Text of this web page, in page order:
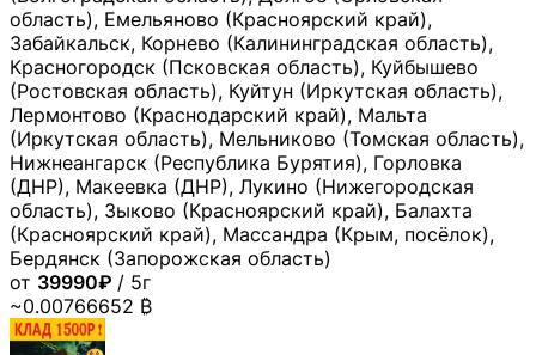
область), Емельяново (Красноярский край),
Забайкальск, Корнево (Калининградская область),
Красногородск (Псковская область), Куйбышево
(Ростовская область), Куйтун (Иркутская область),
Лермонтово (Краснодарский край), Мальта
(Иркутская область), Мельниково (Томская область),
Нижнеангарск (Республика Бурятия), Горловка
(ДНР), Макеевка (ДНР), Лукино (Нижегородская
область), Зыково (Красноярский край), Балахта
(Красноярский край), Массандра (Крым, посёлок),
Бердянск (Запорожская область)
от 39990₽ / 5г
~0.00766652 ₿